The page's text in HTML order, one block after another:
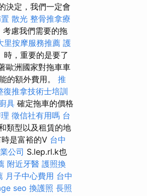
決定，我們一定會
散光 整骨推拿療
考慮我們需要的拖
里按摩服務推薦 護
時，重要的是要了
歐洲國家對拖車車
的額外費用。 推
復推拿技術士培訓
具 確定拖車的價格
徵信社有用嗎 台
類型以及租賃的地
是富裕的V 台中
公司 S.lep.rl.k也
附近牙醫 護照換
月子中心費用 台中
seo 換護照 長照